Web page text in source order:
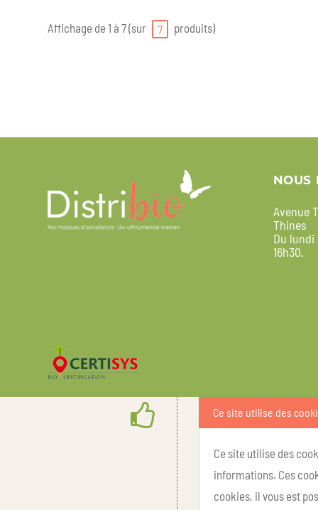
Affichage de 1 à 7 (sur 7 produits)
NOUS
Avenue
Thines
Du lundi
16h30.
Ce site utilise des
Ce site utilise des
informations. Ces
cookies, il vous est